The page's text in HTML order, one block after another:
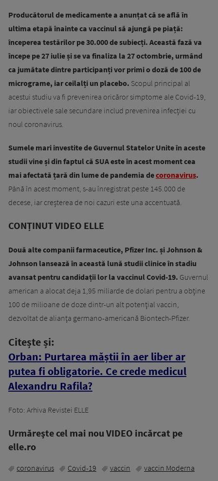
Producătorul de medicamente a anunțat că se află în
ultima etapă înainte ca vaccinul să ajungă pe piață:
începerea testărilor pe 30.000 de subiecți. Această fază va
începe pe 27 iulie și se va finaliza la 27 octombrie, urmând
ca jumătate dintre participanți vor primi o doză de 100 de
micrograme, iar ceilalți un placebo. Scopul principal al
acestui studiu va fi prevenirea oricăror simptome ale Covid-19,
iar obiectivele sale secundare includ prevenirea infecției cu
noul coronavirus.
Sumele mari investite de Guvernul Statelor Unite în aceste
studii vine și din faptul că SUA este în acest moment cea
mai afectată țară din lume de pandemia decoronavirus.
Până în acest moment, s-au înregistrat peste 145.000 de
decese, iar creșterea de noi cazuri este una accentuată.
CONȚINUT VIDEO ELLE
Două alte companii farmaceutice, Pfizer Inc. și Johnson &
Johnson lansează în această lună studii clinice în stadiu
avansat pentru candidații lor la vaccinul Covid-19. Guvernul
american a alocat deja 1,95 miliarde de dolari pentru a obţine
100 de milioane de doze dintr-un alt potenţial vaccin,
dezvoltat de alianţa germano-americană Biontech-Pfizer.
Citește și:
Orban: Purtarea măștii în aer liber ar
putea fi obligatorie. Ce crede medicul
Alexandru Rafila?
Foto: Arhiva Revistei ELLE
Urmăreşte cel mai nou VIDEO incărcat pe
elle.ro
coronavirus Covid-19 vaccin vaccin Moderna